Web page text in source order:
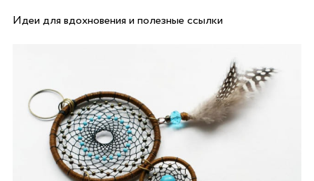
Идеи для вдохновения и полезные ссылки